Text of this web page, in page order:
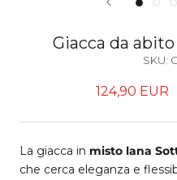
Giacca da
SKU:
124,90 EUR
La giacca in misto lana
che cerca eleganza e